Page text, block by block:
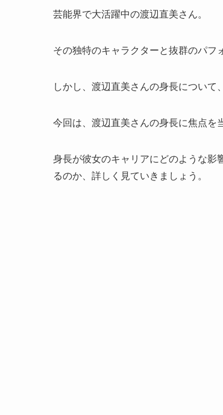
芸能界で大活躍中の渡辺直美さん。
その独特のキャラクターと抜群のパフ
しかし、渡辺直美さんの身長について
今回は、渡辺直美さんの身長に焦点を
身長が彼女のキャリアにどのような影
るのか、詳しく見ていきましょう。